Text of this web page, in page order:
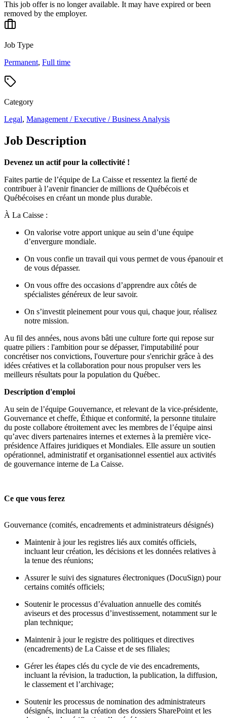
This job offer is no longer available. It may have expired or been
removed by the employer.
Job Type
Permanent, Full time
Category
Legal, Management / Executive / Business Analysis
Job Description
Devenez un actif pour la collectivité !
Faites partie de l’équipe de La Caisse et ressentez la fierté de
contribuer à l’avenir financier de millions de Québécois et
Québécoises en créant un monde plus durable.
À La Caisse :
On valorise votre apport unique au sein d’une équipe
d’envergure mondiale.
On vous confie un travail qui vous permet de vous épanouir et
de vous dépasser.
On vous offre des occasions d’apprendre aux côtés de
spécialistes généreux de leur savoir.
On s’investit pleinement pour vous qui, chaque jour, réalisez
notre mission.
Au fil des années, nous avons bâti une culture forte qui repose sur
quatre piliers : l'ambition pour se dépasser, l'imputabilité pour
concrétiser nos convictions, l'ouverture pour s'enrichir grâce à des
idées créatives et la collaboration pour nous propulser vers les
meilleurs résultats pour la population du Québec.
Description d'emploi
Au sein de l’équipe Gouvernance, et relevant de la vice-présidente,
Gouvernance et cheffe, Éthique et conformité, la personne titulaire
du poste collabore étroitement avec les membres de l’équipe ainsi
qu’avec divers partenaires internes et externes à la première vice-
présidence Affaires juridiques et Mondiales. Elle assure un soutien
opérationnel, administratif et organisationnel essentiel aux activités
de gouvernance interne de La Caisse.
Ce que vous ferez
Gouvernance (comités, encadrements et administrateurs désignés)
Maintenir à jour les registres liés aux comités officiels,
incluant leur création, les décisions et les données relatives à
la tenue des réunions;
Assurer le suivi des signatures électroniques (DocuSign) pour
certains comités officiels;
Soutenir le processus d’évaluation annuelle des comités
aviseurs et des processus d’investissement, notamment sur le
plan technique;
Maintenir à jour le registre des politiques et directives
(encadrements) de La Caisse et de ses filiales;
Gérer les étapes clés du cycle de vie des encadrements,
incluant la révision, la traduction, la publication, la diffusion,
le classement et l’archivage;
Soutenir les processus de nomination des administrateurs
désignés, incluant la création des dossiers SharePoint et les